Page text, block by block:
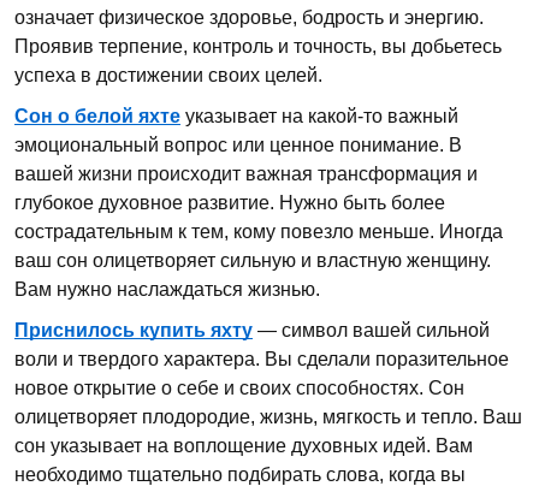
означает физическое здоровье, бодрость и энергию.
Проявив терпение, контроль и точность, вы добьетесь
успеха в достижении своих целей.
Сон о белой яхте указывает на какой-то важный
эмоциональный вопрос или ценное понимание. В
вашей жизни происходит важная трансформация и
глубокое духовное развитие. Нужно быть более
сострадательным к тем, кому повезло меньше. Иногда
ваш сон олицетворяет сильную и властную женщину.
Вам нужно наслаждаться жизнью.
Приснилось купить яхту — символ вашей сильной
воли и твердого характера. Вы сделали поразительное
новое открытие о себе и своих способностях. Сон
олицетворяет плодородие, жизнь, мягкость и тепло. Ваш
сон указывает на воплощение духовных идей. Вам
необходимо тщательно подбирать слова, когда вы